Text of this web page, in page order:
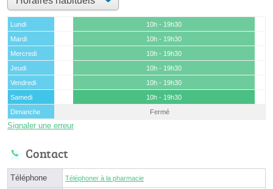
Lundi
10h - 19h30
Mardi
10h - 19h30
Mercredi
10h - 19h30
Jeudi
10h - 19h30
Vendredi
10h - 19h30
Samedi
10h - 19h30
Dimanche
Fermé
Signaler une erreur
Contact
Téléphone Téléphoner à la pharmacie